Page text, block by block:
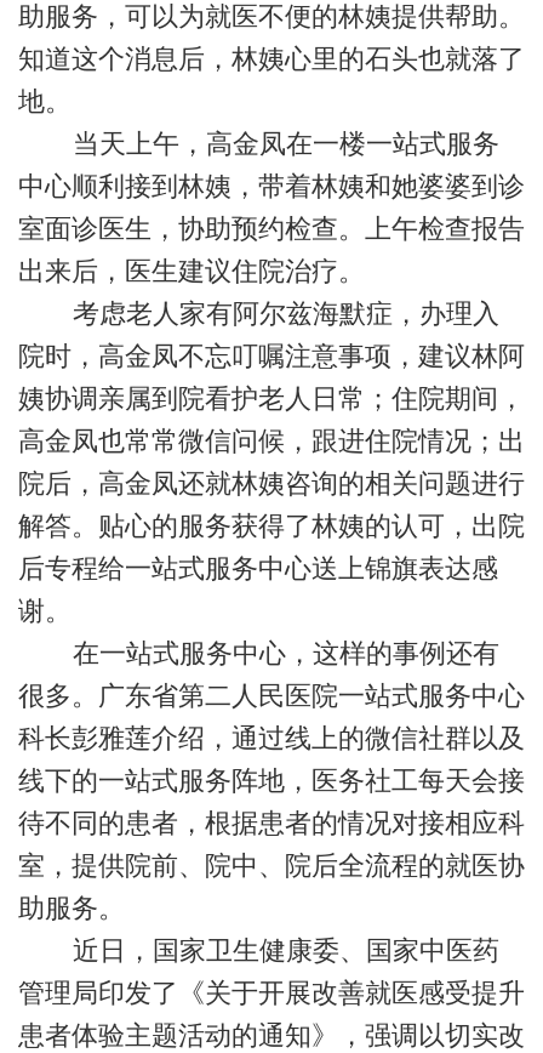
助服务，可以为就医不便的林姨提供帮助。
知道这个消息后，林姨心里的石头也就落了
地。
当天上午，高金凤在一楼一站式服务
中心顺利接到林姨，带着林姨和她婆婆到诊
室面诊医生，协助预约检查。上午检查报告
出来后，医生建议住院治疗。
考虑老人家有阿尔兹海默症，办理入
院时，高金凤不忘叮嘱注意事项，建议林阿
姨协调亲属到院看护老人日常；住院期间，
高金凤也常常微信问候，跟进住院情况；出
院后，高金凤还就林姨咨询的相关问题进行
解答。贴心的服务获得了林姨的认可，出院
后专程给一站式服务中心送上锦旗表达感
谢。
在一站式服务中心，这样的事例还有
很多。广东省第二人民医院一站式服务中心
科长彭雅莲介绍，通过线上的微信社群以及
线下的一站式服务阵地，医务社工每天会接
待不同的患者，根据患者的情况对接相应科
室，提供院前、院中、院后全流程的就医协
助服务。
近日，国家卫生健康委、国家中医药
管理局印发了《关于开展改善就医感受提升
患者体验主题活动的通知》，强调以切实改